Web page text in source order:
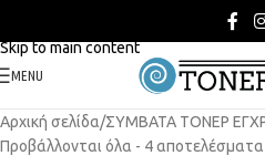
Skip to main content
MENU
Αρχική σελίδα/ΣΥΜΒΑΤΑ ΤΟΝΕΡ
Προβάλλονται όλα - 4 αποτελέσματα